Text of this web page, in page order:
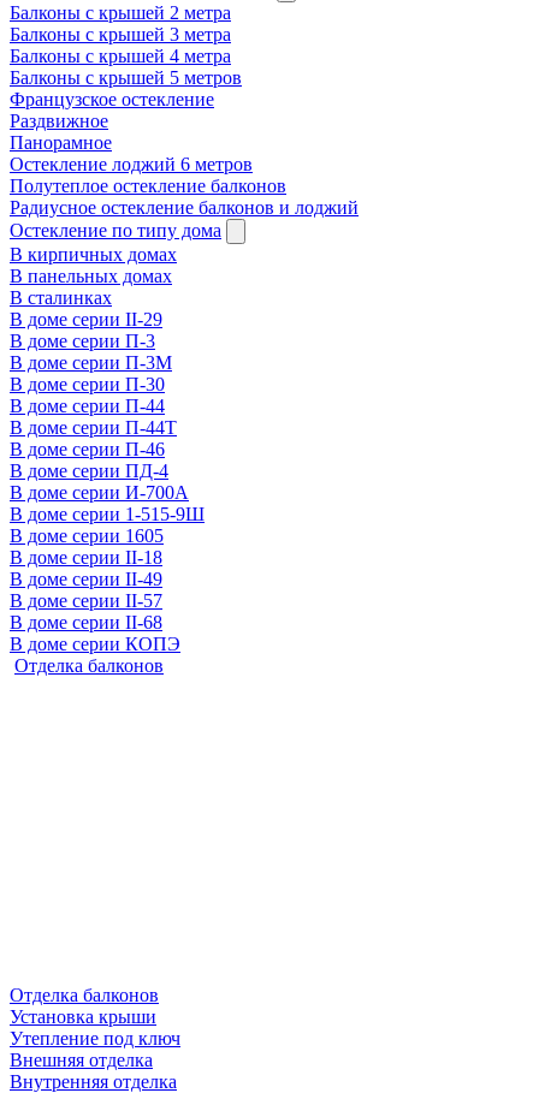
Балконы с крышей 2 метра
Балконы с крышей 3 метра
Балконы с крышей 4 метра
Балконы с крышей 5 метров
Французское остекление
Раздвижное
Панорамное
Остекление лоджий 6 метров
Полутеплое остекление балконов
Радиусное остекление балконов и лоджий
Остекление по типу дома
В кирпичных домах
В панельных домах
В сталинках
В доме серии II-29
В доме серии П-3
В доме серии П-3М
В доме серии П-30
В доме серии П-44
В доме серии П-44Т
В доме серии П-46
В доме серии ПД-4
В доме серии И-700А
В доме серии 1-515-9Ш
В доме серии 1605
В доме серии II-18
В доме серии II-49
В доме серии II-57
В доме серии II-68
В доме серии КОПЭ
Отделка балконов
Отделка балконов
Установка крыши
Утепление под ключ
Внешняя отделка
Внутренняя отделка